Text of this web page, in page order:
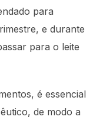
para
e durante
para o leite
é essencial
de modo a